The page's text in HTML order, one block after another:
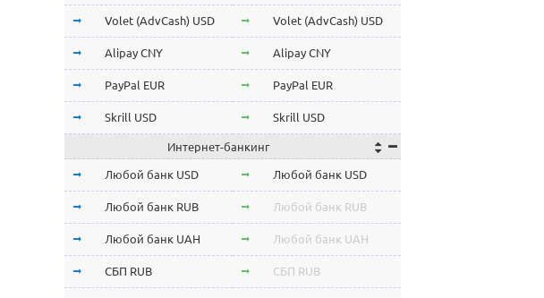
ChainLink LINK ChainLink LINK
Qtum Qtum
Iota MIOTA Iota MIOTA
Waves Waves
Zcash ZEC Zcash ZEC
Ontology ONT Ontology ONT
0x ZRX 0x ZRX
VeChain VET VeChain VET
Volet (AdvCash) USD Volet (AdvCash) USD
Alipay CNY Alipay CNY
PayPal EUR PayPal EUR
Skrill USD Skrill USD
Volet (AdvCash) RUB Volet (AdvCash) RUB
Volet (AdvCash) EUR Volet (AdvCash) EUR
Volet (AdvCash) KZT Volet (AdvCash) KZT
ePayments USD ePayments USD
Интернет-банкинг
Любой банк USD Любой банк USD
Любой банк RUB Любой банк RUB
Любой банк UAH Любой банк UAH
СБП RUB СБП RUB